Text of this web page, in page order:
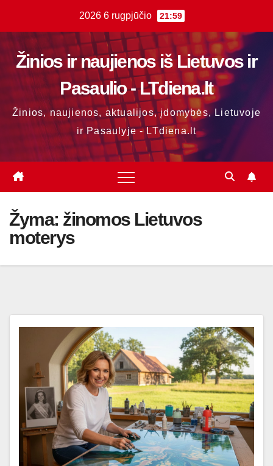
content
2026 6 rugpjūčio 21:59
Žinios ir naujienos iš Lietuvos ir
Pasaulio - LTdiena.lt
Žinios, naujienos, aktualijos, įdomybės, Lietuvoje
ir Pasaulyje - LTdiena.lt
Žyma: žinomos Lietuvos
moterys